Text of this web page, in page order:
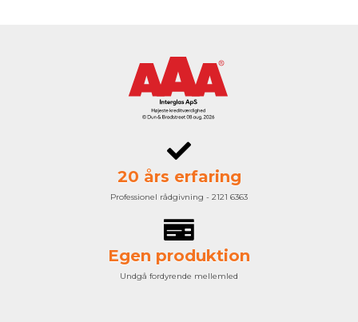
20 års erfaring
Professionel rådgivning - 2121 6363
Egen produktion
Undgå fordyrende mellemled